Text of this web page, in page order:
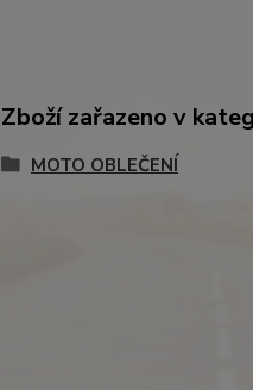
Zboží zařazeno v
MOTO OBLEČENÍ